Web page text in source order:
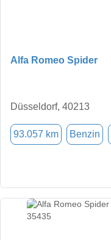
Alfa Romeo Spider
Düsseldorf, 40213
93.057 km Benzin